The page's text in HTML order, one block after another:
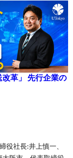
革」 先行企業の
役社長:井上慎一、